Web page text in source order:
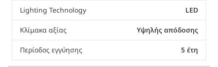
Lighting Technology LED
Κλίμακα αξίας Υψηλής απόδοσης
Περίοδος εγγύησης 5 έτη